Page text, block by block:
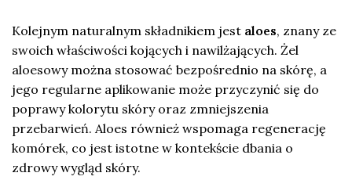
Kolejnym naturalnym składnikiem jest aloes, znany ze
swoich właściwości kojących i nawilżających. Żel
aloesowy można stosować bezpośrednio na skórę, a
jego regularne aplikowanie może przyczynić się do
poprawy kolorytu skóry oraz zmniejszenia
przebarwień. Aloes również wspomaga regenerację
komórek, co jest istotne w kontekście dbania o
zdrowy wygląd skóry.